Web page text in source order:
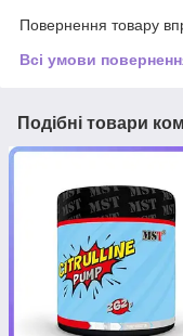
Повернення товару
Всі умови
Подібні товари